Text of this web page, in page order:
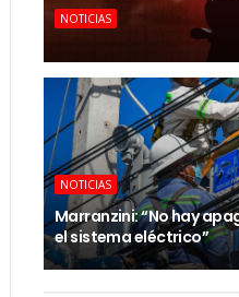
NOTICIAS
NOTICIAS
Marranzini: “No hay
el sistema eléctrico”